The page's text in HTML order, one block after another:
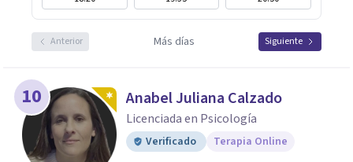
Anterior Más días Siguiente
10 Anabel Juliana Calzado
Licenciada en Psicología
Verificado Terapia Online